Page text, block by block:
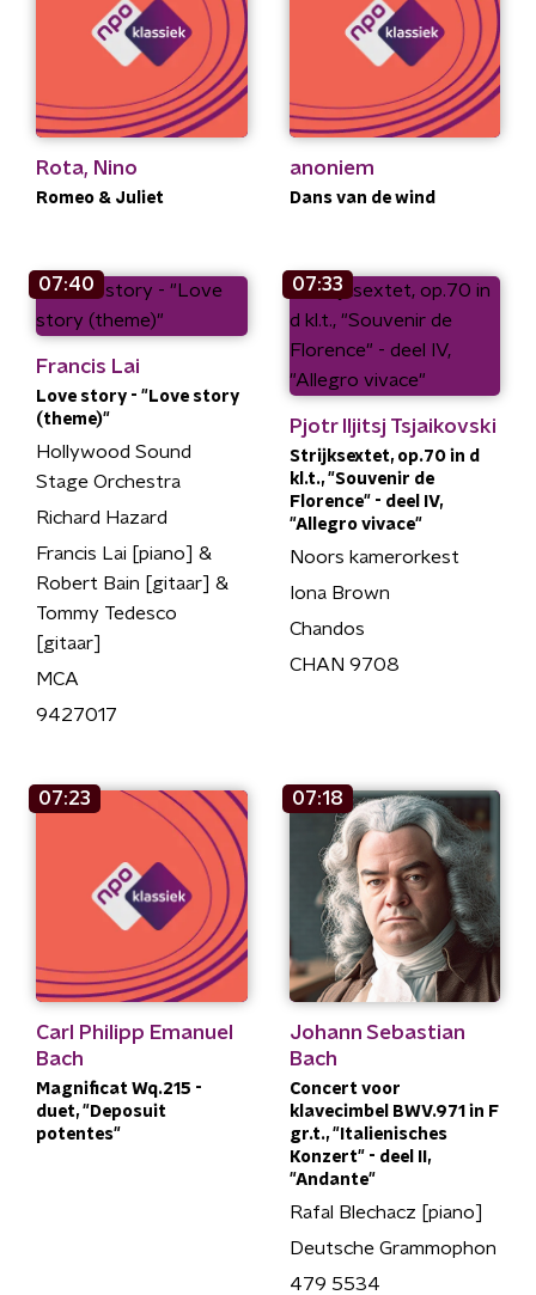
Rota, Nino
Romeo & Juliet
anoniem
Dans van de wind
07:40
Francis Lai
Love story - "Love story
(theme)"
Hollywood Sound
Stage Orchestra
Richard Hazard
Francis Lai [piano] &
Robert Bain [gitaar] &
Tommy Tedesco
[gitaar]
MCA
9427017
07:33
Pjotr Iljitsj Tsjaikovski
Strijksextet, op.70 in d
kl.t., "Souvenir de
Florence" - deel IV,
"Allegro vivace"
Noors kamerorkest
Iona Brown
Chandos
CHAN 9708
07:23
Carl Philipp Emanuel
Bach
Magnificat Wq.215 -
duet, "Deposuit
potentes"
07:18
Johann Sebastian
Bach
Concert voor
klavecimbel BWV.971 in F
gr.t., "Italienisches
Konzert" - deel II,
"Andante"
Rafal Blechacz [piano]
Deutsche Grammophon
479 5534